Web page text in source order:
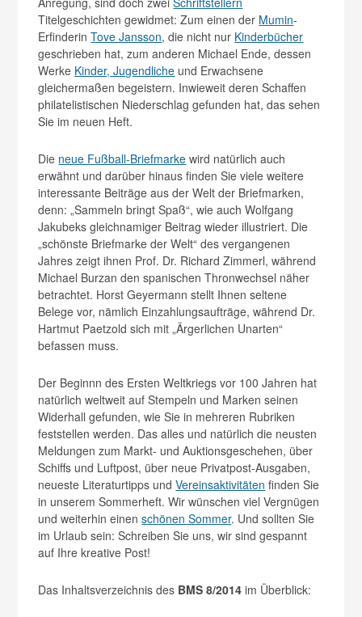
Titelgeschichten gewidmet: Zum einen der Mumin-
ErfinderinTove Jansson, die nicht nur Kinderbücher
geschrieben hat, zum anderen Michael Ende, dessen
Werke Kinder, Jugendliche und Erwachsene
gleichermaßen begeistern. Inwieweit deren Schaffen
philatelistischen Niederschlag gefunden hat, das sehen
Sie im neuen Heft.
Die neue Fußball-Briefmarke wird natürlich auch
erwähnt und darüber hinaus finden Sie viele weitere
interessante Beiträge aus der Welt der Briefmarken,
denn: „Sammeln bringt Spaß“, wie auch Wolfgang
Jakubeks gleichnamiger Beitrag wieder illustriert. Die
„schönste Briefmarke der Welt“ des vergangenen
Jahres zeigt ihnen Prof. Dr. Richard Zimmerl, während
Michael Burzan den spanischen Thronwechsel näher
betrachtet. Horst Geyermann stellt Ihnen seltene
Belege vor, nämlich Einzahlungsaufträge, während Dr.
Hartmut Paetzold sich mit „Ärgerlichen Unarten“
befassen muss.
Der Beginnn des Ersten Weltkriegs vor 100 Jahren hat
natürlich weltweit auf Stempeln und Marken seinen
Widerhall gefunden, wie Sie in mehreren Rubriken
feststellen werden. Das alles und natürlich die neusten
Meldungen zum Markt- und Auktionsgeschehen, über
Schiffs und Luftpost, über neue Privatpost-Ausgaben,
neueste Literaturtipps undVereinsaktivitäten finden Sie
in unserem Sommerheft. Wir wünschen viel Vergnügen
und weiterhin einenschönen Sommer. Und sollten Sie
im Urlaub sein: Schreiben Sie uns, wir sind gespannt
auf Ihre kreative Post!
Das Inhaltsverzeichnis des BMS 8/2014 im Überblick: